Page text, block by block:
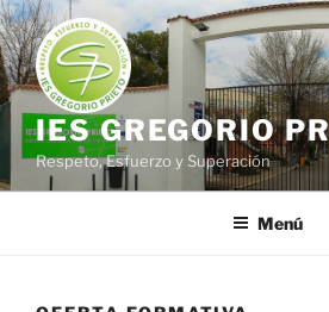
Saltar
al
contenido
IES GREGORIO
Respeto, Esfuerzo y Superación
Menú